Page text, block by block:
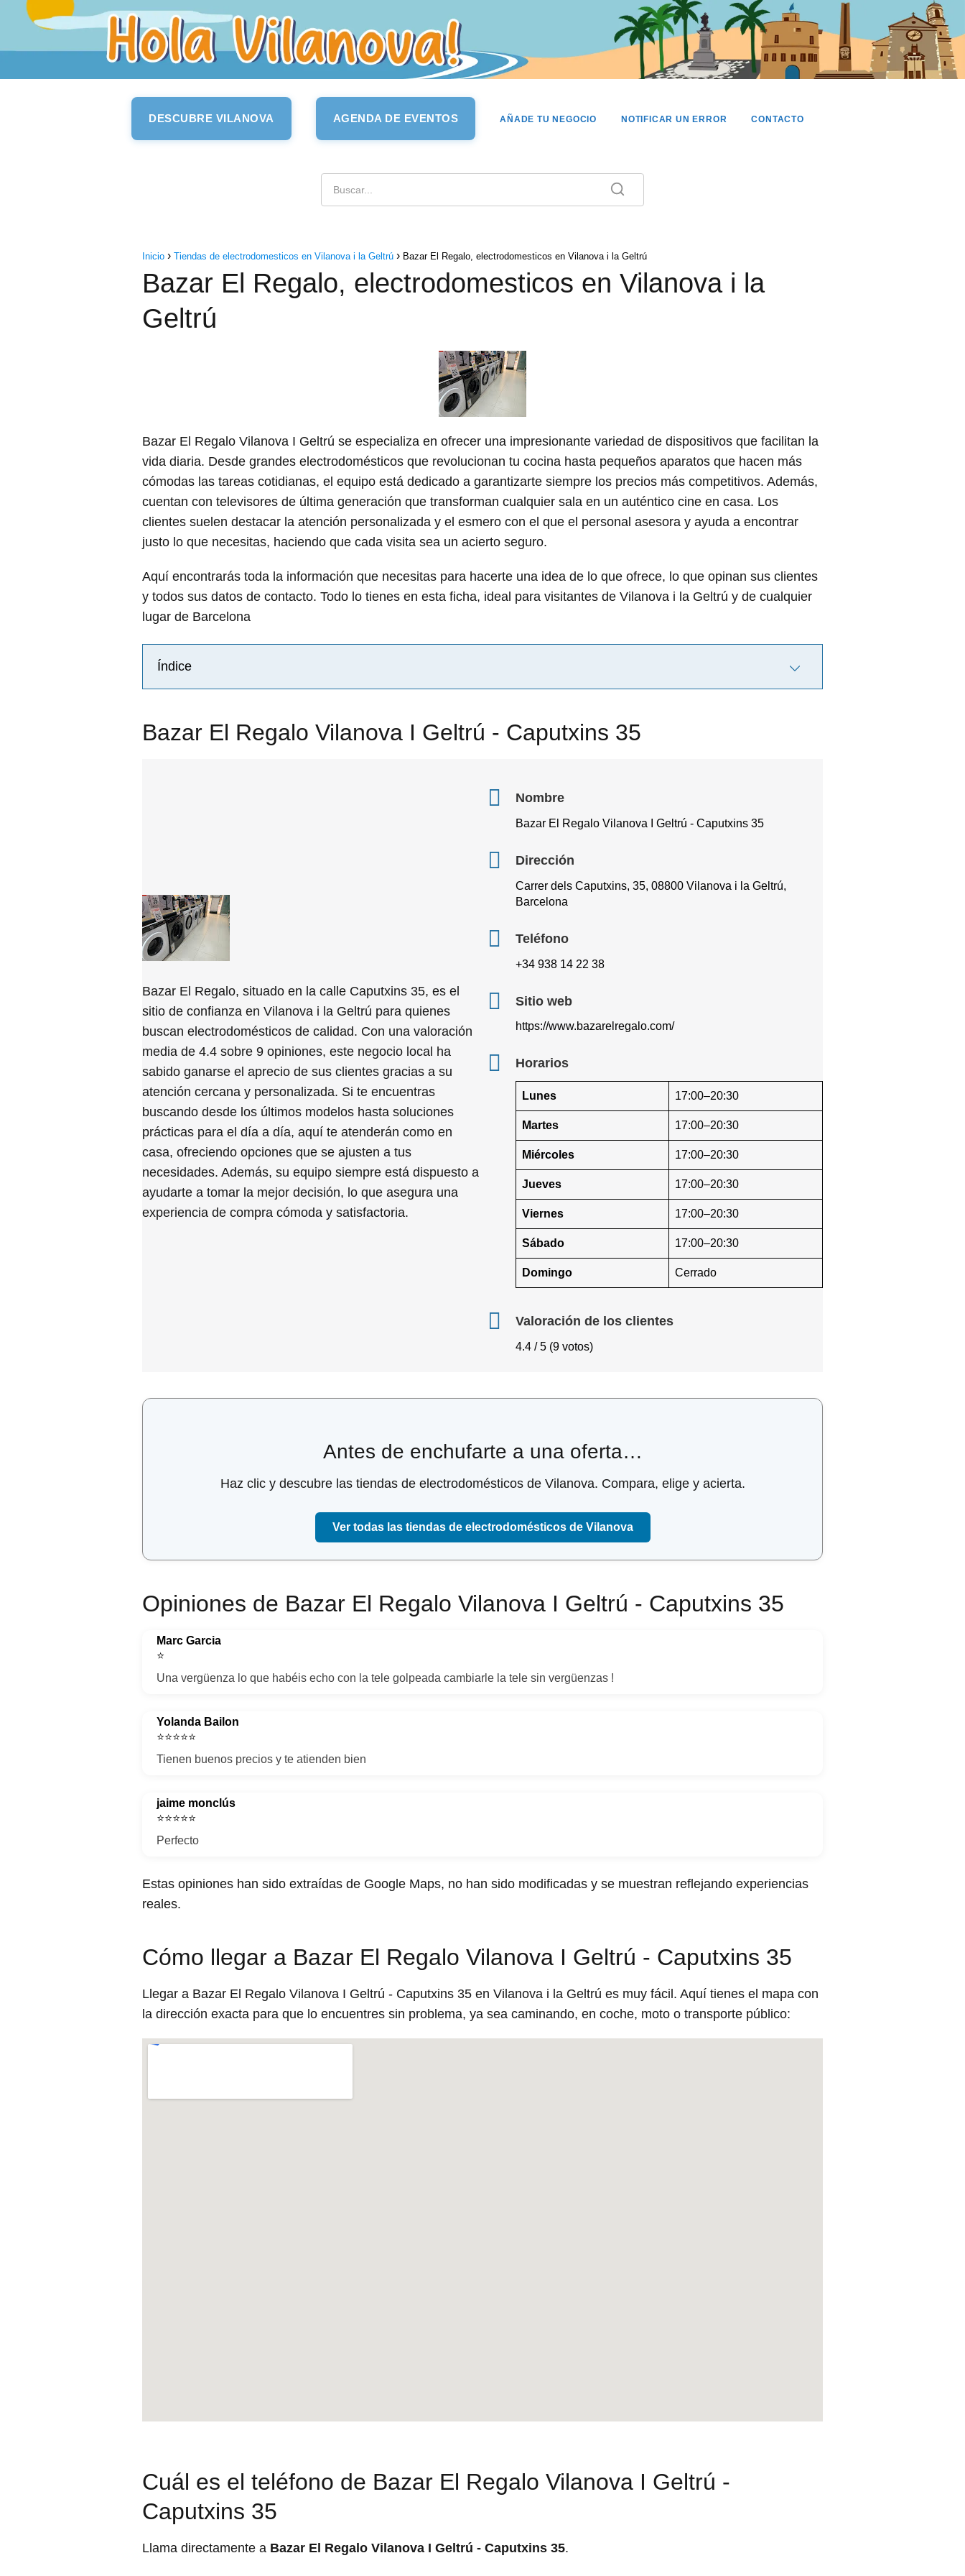
DESCUBRE VILANOVA AGENDA DE EVENTOS AÑADE TU NEGOCIO NOTIFICAR UN ERROR CONTACTO
Inicio Tiendas de electrodomesticos en Vilanova i la Geltrú Bazar El Regalo, electrodomesticos en Vilanova i la Geltrú
Bazar El Regalo, electrodomesticos en Vilanova i la
Geltrú
Bazar El Regalo Vilanova I Geltrú se especializa en ofrecer una impresionante variedad de dispositivos que facilitan la
vida diaria. Desde grandes electrodomésticos que revolucionan tu cocina hasta pequeños aparatos que hacen más
cómodas las tareas cotidianas, el equipo está dedicado a garantizarte siempre los precios más competitivos. Además,
cuentan con televisores de última generación que transforman cualquier sala en un auténtico cine en casa. Los
clientes suelen destacar la atención personalizada y el esmero con el que el personal asesora y ayuda a encontrar
justo lo que necesitas, haciendo que cada visita sea un acierto seguro.
Aquí encontrarás toda la información que necesitas para hacerte una idea de lo que ofrece, lo que opinan sus clientes
y todos sus datos de contacto. Todo lo tienes en esta ficha, ideal para visitantes de Vilanova i la Geltrú y de cualquier
lugar de Barcelona
Índice
Bazar El Regalo Vilanova I Geltrú - Caputxins 35
Bazar El Regalo, situado en la calle Caputxins 35, es el
sitio de confianza en Vilanova i la Geltrú para quienes
buscan electrodomésticos de calidad. Con una valoración
media de 4.4 sobre 9 opiniones, este negocio local ha
sabido ganarse el aprecio de sus clientes gracias a su
atención cercana y personalizada. Si te encuentras
buscando desde los últimos modelos hasta soluciones
prácticas para el día a día, aquí te atenderán como en
casa, ofreciendo opciones que se ajusten a tus
necesidades. Además, su equipo siempre está dispuesto a
ayudarte a tomar la mejor decisión, lo que asegura una
experiencia de compra cómoda y satisfactoria.
Nombre
Bazar El Regalo Vilanova I Geltrú - Caputxins 35
Dirección
Carrer dels Caputxins, 35, 08800 Vilanova i la Geltrú,
Barcelona
Teléfono
+34 938 14 22 38
Sitio web
https://www.bazarelregalo.com/
Horarios
Lunes 17:00–20:30
Martes 17:00–20:30
Miércoles 17:00–20:30
Jueves 17:00–20:30
Viernes 17:00–20:30
Sábado 17:00–20:30
Domingo Cerrado
Valoración de los clientes
4.4 / 5 (9 votos)
Antes de enchufarte a una oferta…
Haz clic y descubre las tiendas de electrodomésticos de Vilanova. Compara, elige y acierta.
Ver todas las tiendas de electrodomésticos de Vilanova
Opiniones de Bazar El Regalo Vilanova I Geltrú - Caputxins 35
Marc Garcia
⭐
Una vergüenza lo que habéis echo con la tele golpeada cambiarle la tele sin vergüenzas !
Yolanda Bailon
⭐⭐⭐⭐⭐
Tienen buenos precios y te atienden bien
jaime monclús
⭐⭐⭐⭐⭐
Perfecto
Estas opiniones han sido extraídas de Google Maps, no han sido modificadas y se muestran reflejando experiencias
reales.
Cómo llegar a Bazar El Regalo Vilanova I Geltrú - Caputxins 35
Llegar a Bazar El Regalo Vilanova I Geltrú - Caputxins 35 en Vilanova i la Geltrú es muy fácil. Aquí tienes el mapa con
la dirección exacta para que lo encuentres sin problema, ya sea caminando, en coche, moto o transporte público:
Cuál es el teléfono de Bazar El Regalo Vilanova I Geltrú -
Caputxins 35
Llama directamente a Bazar El Regalo Vilanova I Geltrú - Caputxins 35.